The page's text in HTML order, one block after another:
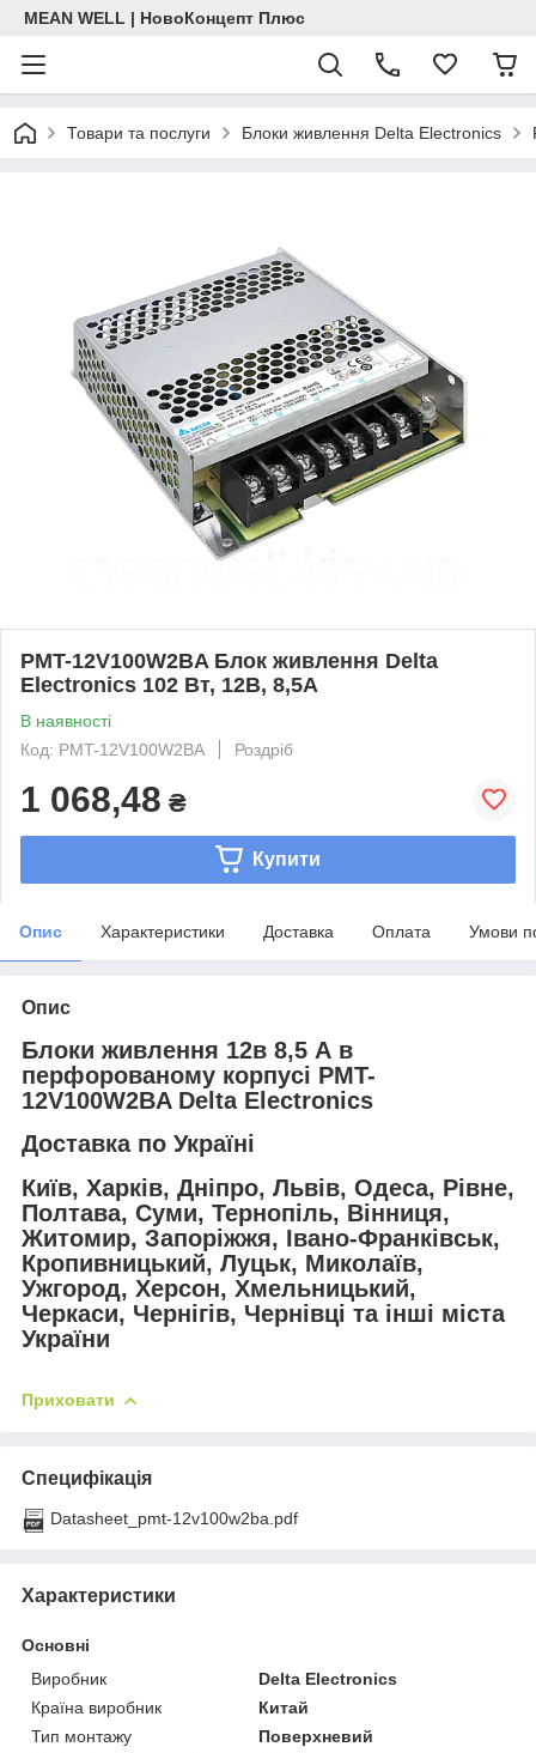
MEAN WELL | НовоКонцепт Плюс
Товари та послуги Блоки живлення Delta Electronics
PMT-12V100W2BA Блок живлення Delta
Electronics 102 Вт, 12В, 8,5A
В наявності
Код: PMT-12V100W2BA
Роздріб
1 068,48 ₴
Купити
Опис Характеристики Доставка Оплата Умови
Опис
Блоки живлення 12в 8,5 А в
перфорованому корпусі PMT-
12V100W2BA Delta Electronics
Доставка по Україні
Київ, Харків, Дніпро, Львів, Одеса, Рівне,
Полтава, Суми, Тернопіль, Вінниця,
Житомир, Запоріжжя, Івано-Франківськ,
Кропивницький, Луцьк, Миколаїв,
Ужгород, Херсон, Хмельницький,
Черкаси, Чернігів, Чернівці та інші міста
України
Приховати
Специфікація
Datasheet_pmt-12v100w2ba.pdf
Характеристики
Основні
Виробник
Delta Electronics
Країна виробник
Китай
Тип монтажу
Поверхневий